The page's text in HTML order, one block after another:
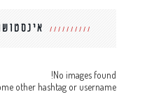
No images found!
other hashtag or username